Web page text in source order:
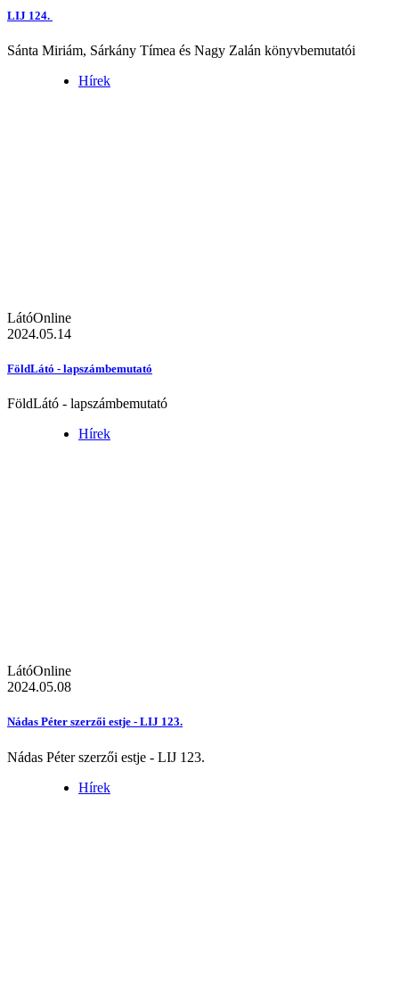
LIJ 124.
Sánta Miriám, Sárkány Tímea és Nagy Zalán könyvbemutatói
Hírek
LátóOnline
2024.05.14
FöldLátó - lapszámbemutató
FöldLátó - lapszámbemutató
Hírek
LátóOnline
2024.05.08
Nádas Péter szerzői estje - LIJ 123.
Nádas Péter szerzői estje - LIJ 123.
Hírek